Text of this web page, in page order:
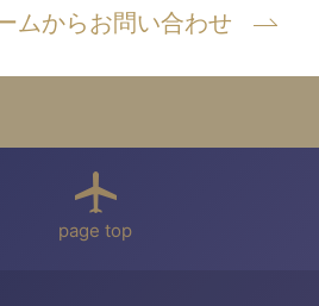
ムからお問い合わせ
page top